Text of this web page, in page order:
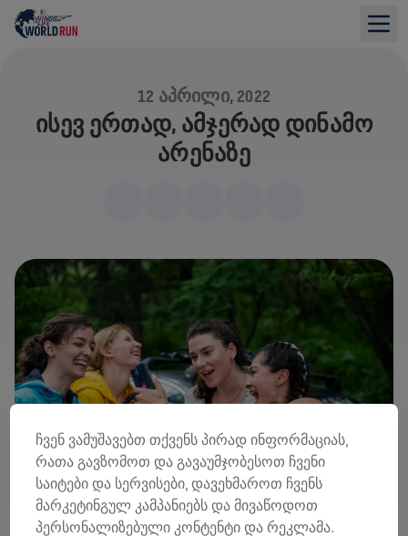
12 ᲐᲞᲠᲘᲚᲘ, 2022
ᲘᲡᲔᲕ ᲔᲠᲗᲐᲓ, ᲐᲛᲯᲔᲠᲐᲓ ᲓᲘᲜᲐᲛᲝ
ᲐᲠᲔᲜᲐᲖᲔ
ჩვენ ვამუშავებთ თქვენს პირად ინფორმაციას,
რათა გავზომოთ და გავაუმჯობესოთ ჩვენი
საიტები და სერვისები, დავეხმაროთ ჩვენს
მარკეტინგულ კამპანიებს და მივაწოდოთ
პერსონალიზებული კონტენტი და რეკლამა.